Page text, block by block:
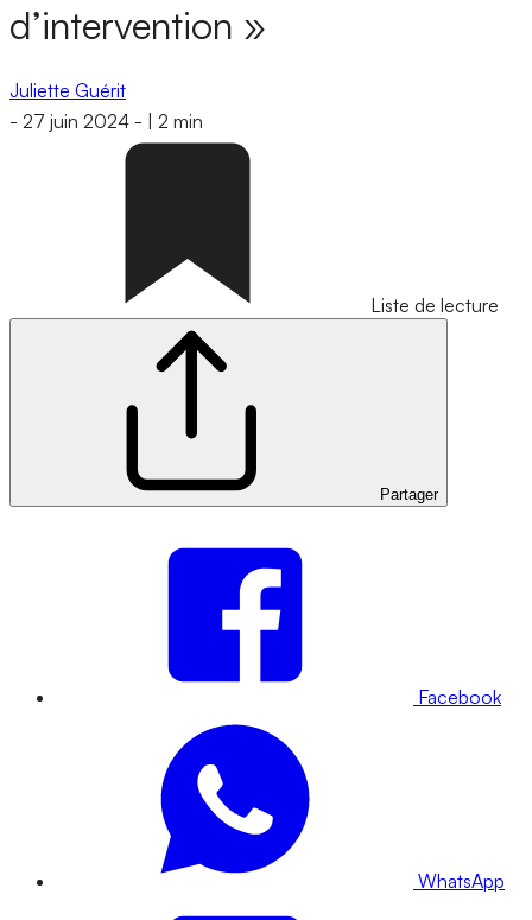
d’intervention »
Juliette Guérit
- 27 juin 2024 - 2 min
Liste de lecture
Partager
Facebook
WhatsApp